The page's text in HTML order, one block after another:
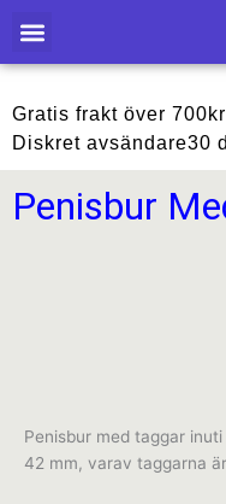
innehåll
Gratis frakt över 700kr
Diskret avsändare30
Penisbur
Penisbur med taggar
42 mm, varav taggarna